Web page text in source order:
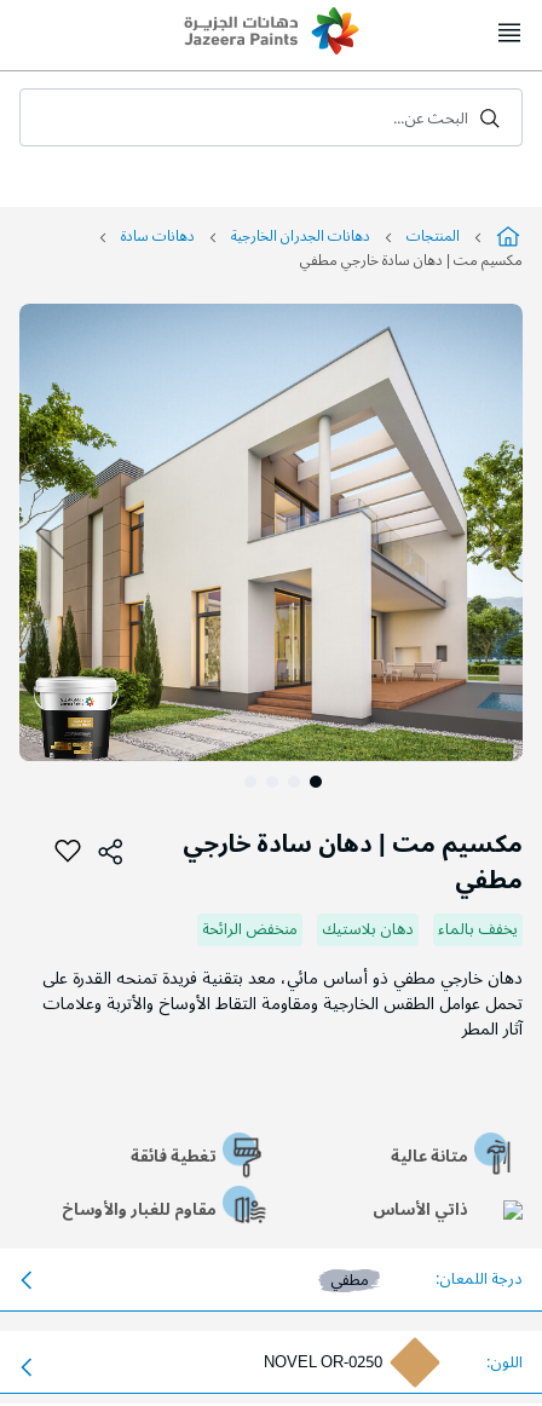
to
البحث عن...
المنتجات دهانات الجدران الخارجية
دهانات سادة
مكسيم مت | دهان سادة خارجي مطفي
مكسيم مت | دهان سادة خارجي
مطفي
يخفف بالماء دهان بلاستيك منخفض الرائحة
دهان خارجي مطفي ذو أساس مائي، معد بتقنية فريدة تمنحه القدرة على
تحمل عوامل الطقس الخارجية ومقاومة التقاط الأوساخ والأتربة وعلامات
آثار المطر
متانة عالية
تغطية فائقة
ذاتي الأساس
مقاوم للغبار والأوساخ
درجة اللمعان: مطفي
اللون: NOVEL OR-0250
التخطي
إلى
بداية
معرض
الصور